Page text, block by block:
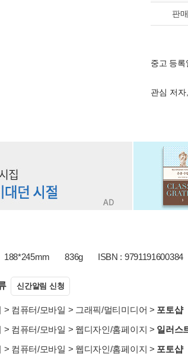
판
중고 등록
관심 저
188*245mm 836g ISBN : 9791191600384
신간알림 신청
> 컴퓨터/모바일 > 그래픽/멀티미디어 > 포토샵
> 컴퓨터/모바일 > 웹디자인/홈페이지 > 일러스
> 컴퓨터/모바일 > 웹디자인/홈페이지 > 포토샵